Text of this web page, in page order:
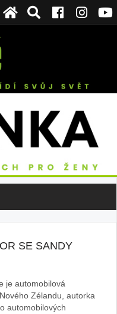
SE SANDY
je automobilová
Zélandu, autorka
automobilových